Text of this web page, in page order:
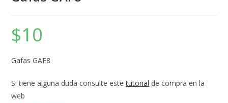
$10
Gafas GAF8
Si tiene alguna duda consulte estetutorial de compra en la
web